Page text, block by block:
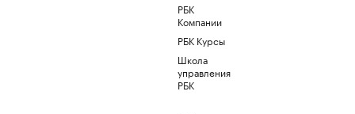
РБК
Компании
РБК Курсы
Школа
управления
РБК